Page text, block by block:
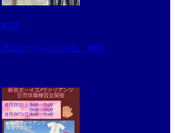
報知オールスター戦 練習